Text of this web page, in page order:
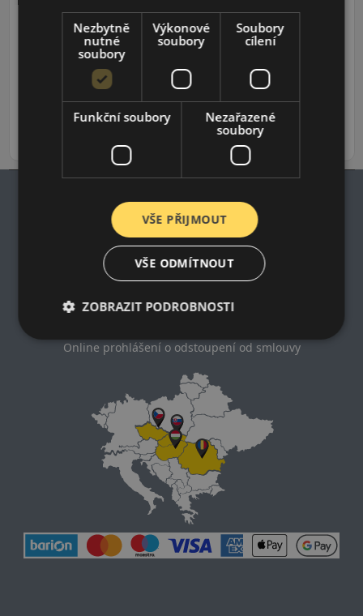
Údaje o štítku EPREL:
1 110 CZK
922 CZK
DO KOŠÍKU
Impresum
Zásady ochrany osobních údajů
Nákupní podmínky
Impresum
Online prohlášení o odstoupení od smlouvy
Nezbytně
nutné
soubory
Výkonové
soubory
Soubory
cílení
Funkční soubory
Nezařazené
soubory
VŠE PŘIJMOUT
VŠE ODMÍTNOUT
ZOBRAZIT PODROBNOSTI